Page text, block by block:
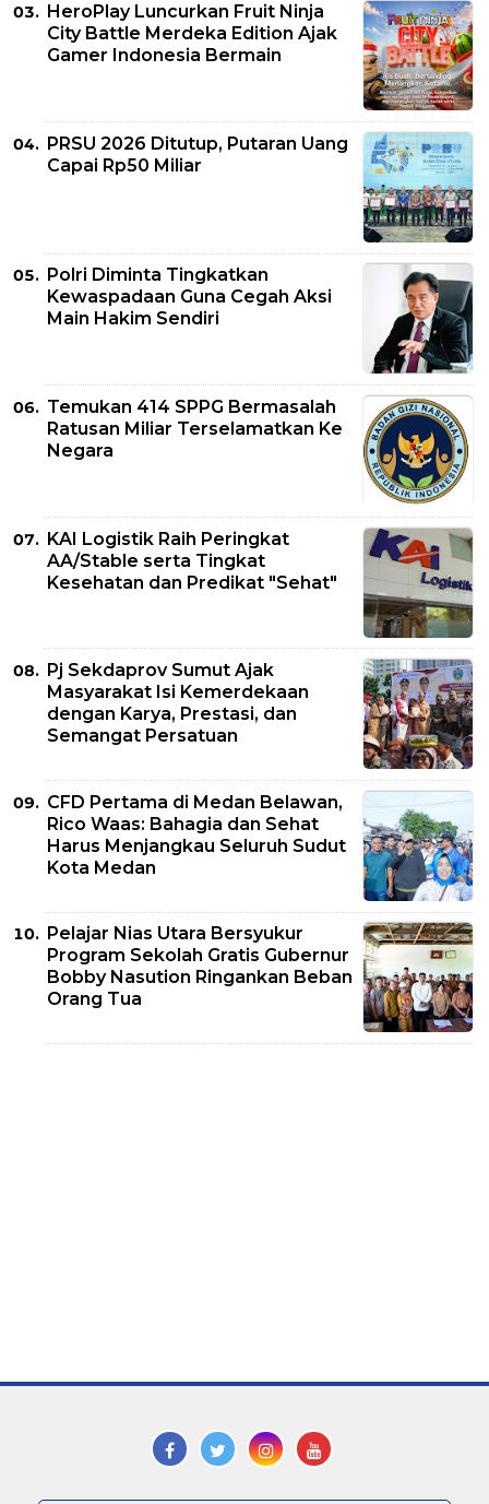
HeroPlay Luncurkan Fruit Ninja
City Battle Merdeka Edition Ajak
Gamer Indonesia Bermain
PRSU 2026 Ditutup, Putaran Uang
Capai Rp50 Miliar
Polri Diminta Tingkatkan
Kewaspadaan Guna Cegah Aksi
Main Hakim Sendiri
Temukan 414 SPPG Bermasalah
Ratusan Miliar Terselamatkan Ke
Negara
KAI Logistik Raih Peringkat
AA/Stable serta Tingkat
Kesehatan dan Predikat "Sehat"
Pj Sekdaprov Sumut Ajak
Masyarakat Isi Kemerdekaan
dengan Karya, Prestasi, dan
Semangat Persatuan
CFD Pertama di Medan Belawan,
Rico Waas: Bahagia dan Sehat
Harus Menjangkau Seluruh Sudut
Kota Medan
Pelajar Nias Utara Bersyukur
Program Sekolah Gratis Gubernur
Bobby Nasution Ringankan Beban
Orang Tua